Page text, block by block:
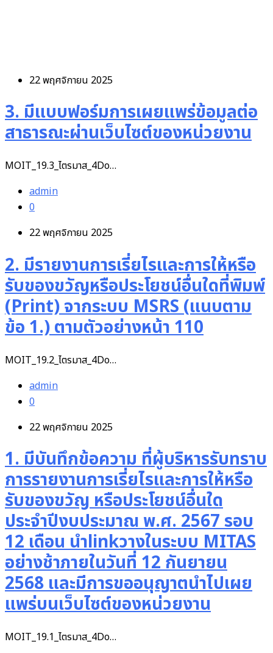
22 พฤศจิกายน 2025
3. มีแบบฟอร์มการเผยแพร่ข้อมูลต่อ
สาธารณะผ่านเว็บไซต์ของหน่วยงาน
MOIT_19.3_ไตรมาส_4Do…
admin
0
22 พฤศจิกายน 2025
2. มีรายงานการเรี่ยไรและการให้หรือ
รับของขวัญหรือประโยชน์อื่นใดที่พิมพ์
(Print) จากระบบ MSRS (แนบตาม
ข้อ 1.) ตามตัวอย่างหน้า 110
MOIT_19.2_ไตรมาส_4Do…
admin
0
22 พฤศจิกายน 2025
1. มีบันทึกข้อความ ที่ผู้บริหารรับทราบ
การรายงานการเรี่ยไรและการให้หรือ
รับของขวัญ หรือประโยชน์อื่นใด
ประจำปีงบประมาณ พ.ศ. 2567 รอบ
12 เดือน นำlinkวางในระบบ MITAS
อย่างช้าภายในวันที่ 12 กันยายน
2568 และมีการขออนุญาตนำไปเผย
แพร่บนเว็บไซต์ของหน่วยงาน
MOIT_19.1_ไตรมาส_4Do…